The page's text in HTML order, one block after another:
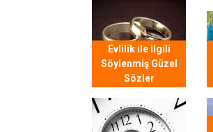
Evlilik ile ilgili
Söylenmiş Güzel
Sözler